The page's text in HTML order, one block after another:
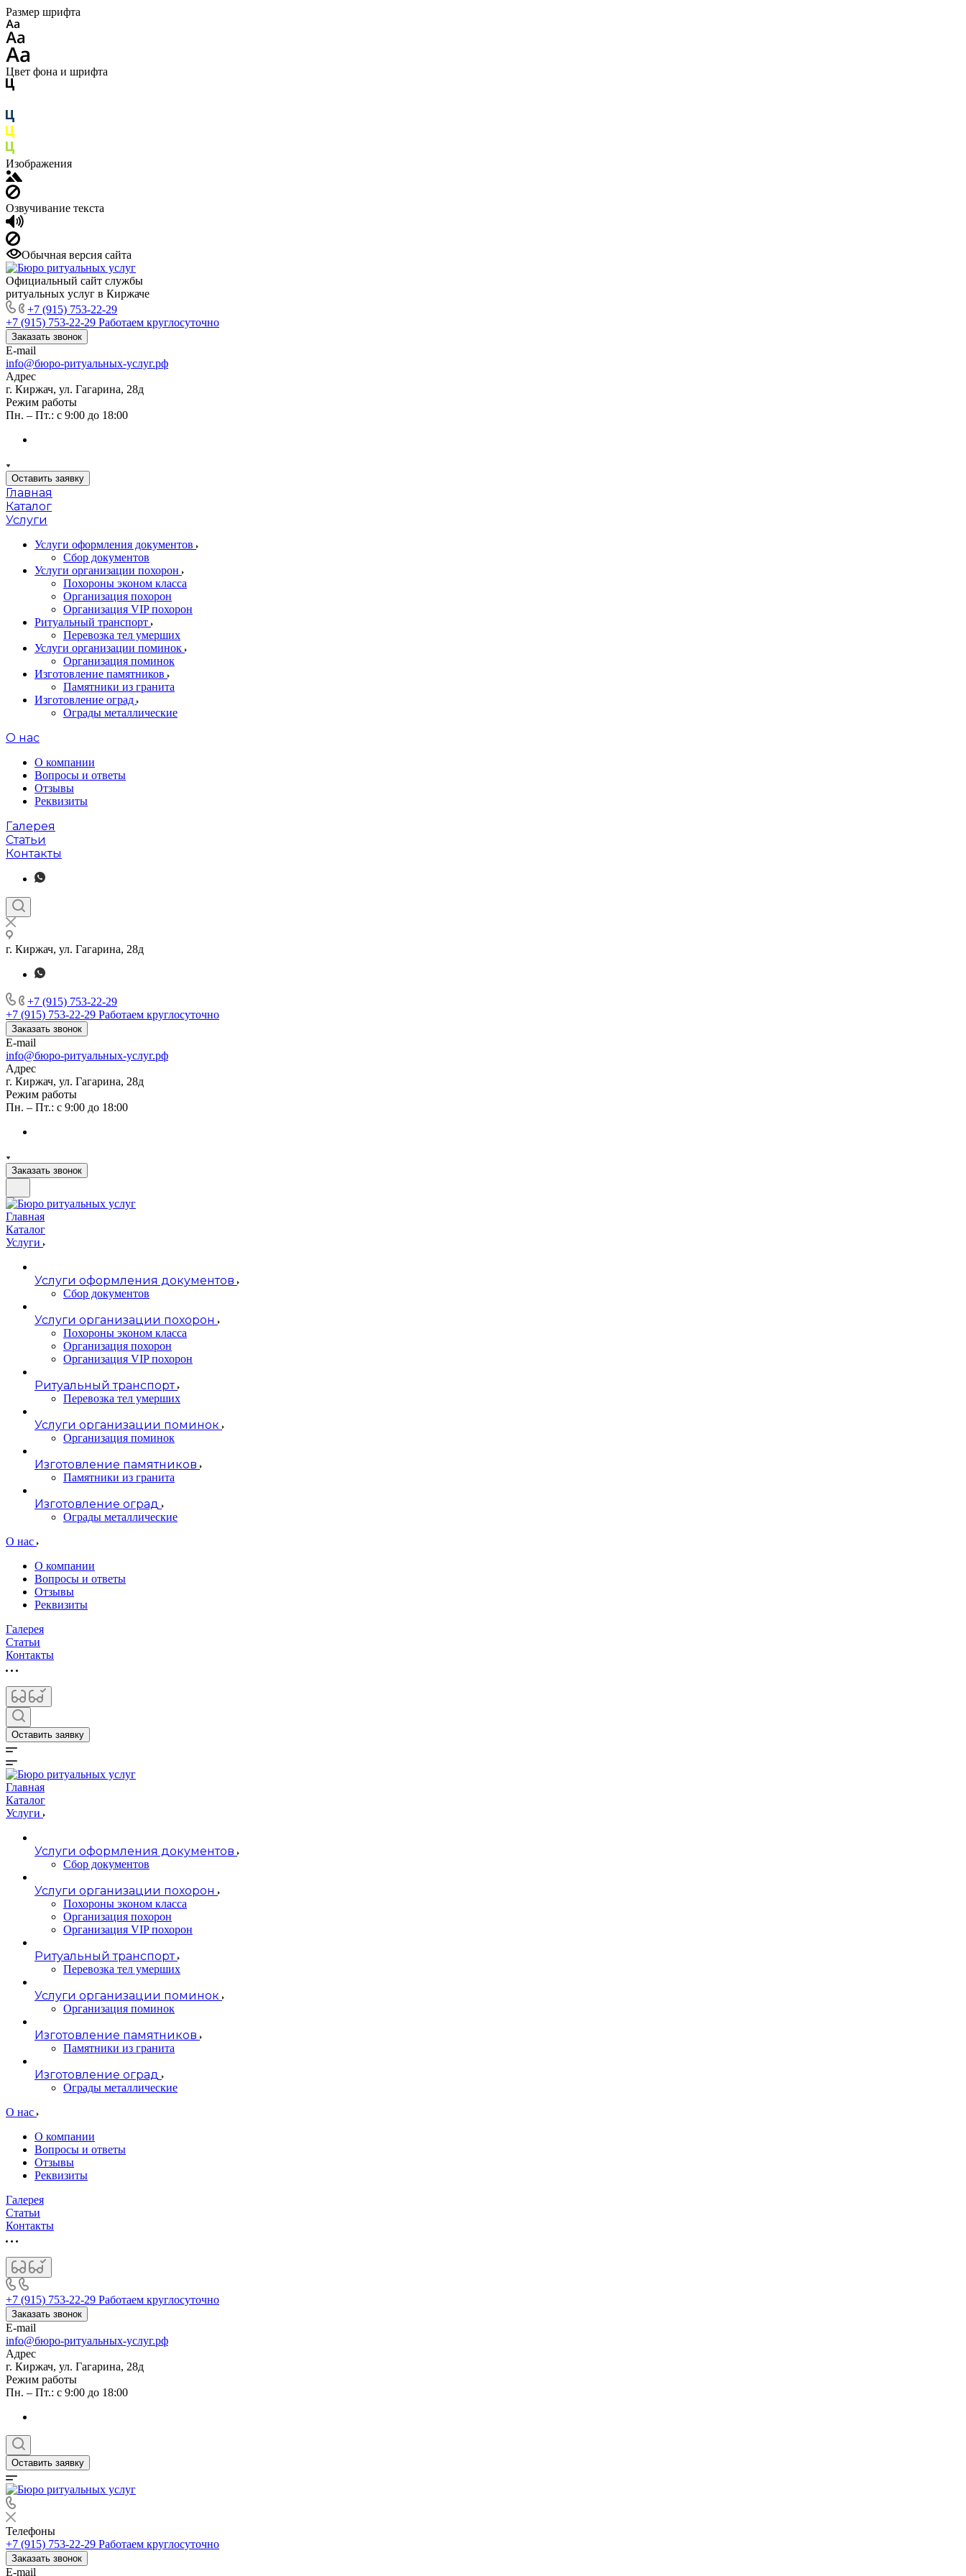
Размер шрифта
Цвет фона и шрифта
Изображения
Озвучивание текста
Обычная версия сайта
Официальный сайт службы
ритуальных услуг в Киржаче
+7 (915) 753-22-29
+7 (915) 753-22-29 Работаем круглосуточно
Заказать звонок
E-mail
info@бюро-ритуальных-услуг.рф
Адрес
г. Киржач, ул. Гагарина, 28д
Режим работы
Пн. – Пт.: с 9:00 до 18:00
Оставить заявку
Главная
Каталог
Услуги
Услуги оформления документов
Сбор документов
Услуги организации похорон
Похороны эконом класса
Организация похорон
Организация VIP похорон
Ритуальный транспорт
Перевозка тел умерших
Услуги организации поминок
Организация поминок
Изготовление памятников
Памятники из гранита
Изготовление оград
Ограды металлические
О нас
О компании
Вопросы и ответы
Отзывы
Реквизиты
Галерея
Статьи
Контакты
г. Киржач, ул. Гагарина, 28д
+7 (915) 753-22-29
+7 (915) 753-22-29 Работаем круглосуточно
Заказать звонок
E-mail
info@бюро-ритуальных-услуг.рф
Адрес
г. Киржач, ул. Гагарина, 28д
Режим работы
Пн. – Пт.: с 9:00 до 18:00
Заказать звонок
Главная
Каталог
Услуги
Услуги оформления документов
Сбор документов
Услуги организации похорон
Похороны эконом класса
Организация похорон
Организация VIP похорон
Ритуальный транспорт
Перевозка тел умерших
Услуги организации поминок
Организация поминок
Изготовление памятников
Памятники из гранита
Изготовление оград
Ограды металлические
О нас
О компании
Вопросы и ответы
Отзывы
Реквизиты
Галерея
Статьи
Контакты
Оставить заявку
Главная
Каталог
Услуги
Услуги оформления документов
Сбор документов
Услуги организации похорон
Похороны эконом класса
Организация похорон
Организация VIP похорон
Ритуальный транспорт
Перевозка тел умерших
Услуги организации поминок
Организация поминок
Изготовление памятников
Памятники из гранита
Изготовление оград
Ограды металлические
О нас
О компании
Вопросы и ответы
Отзывы
Реквизиты
Галерея
Статьи
Контакты
+7 (915) 753-22-29 Работаем круглосуточно
Заказать звонок
E-mail
info@бюро-ритуальных-услуг.рф
Адрес
г. Киржач, ул. Гагарина, 28д
Режим работы
Пн. – Пт.: с 9:00 до 18:00
Оставить заявку
Телефоны
+7 (915) 753-22-29 Работаем круглосуточно
Заказать звонок
E-mail